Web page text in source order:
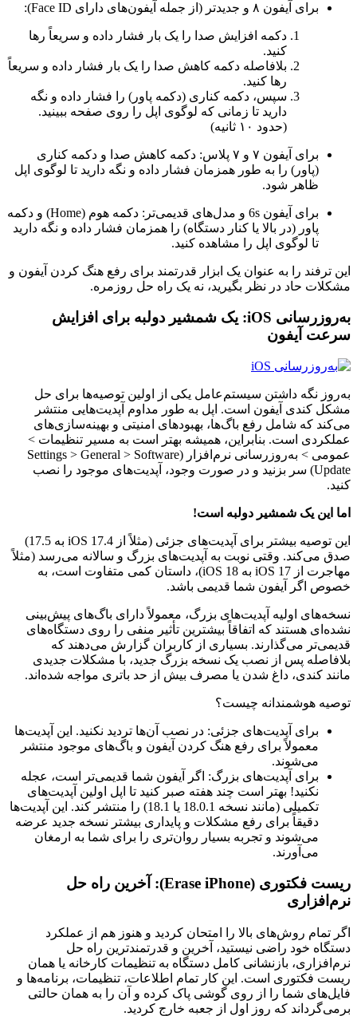
برای آیفون ۸ و جدیدتر (از جمله آیفون‌های دارای Face ID):
دکمه افزایش صدا را یک بار فشار داده و سریعاً رها
کنید.
بلافاصله دکمه کاهش صدا را یک بار فشار داده و سریعاً
رها کنید.
سپس، دکمه کناری (دکمه پاور) را فشار داده و نگه
دارید تا زمانی که لوگوی اپل را روی صفحه ببینید.
(حدود ۱۰ ثانیه)
برای آیفون ۷ و ۷ پلاس: دکمه کاهش صدا و دکمه کناری
(پاور) را به طور همزمان فشار داده و نگه دارید تا لوگوی اپل
ظاهر شود.
برای آیفون 6s و مدل‌های قدیمی‌تر: دکمه هوم (Home) و دکمه
پاور (در بالا یا کنار دستگاه) را همزمان فشار داده و نگه دارید
تا لوگوی اپل را مشاهده کنید.
این ترفند را به عنوان یک ابزار قدرتمند برای رفع هنگ کردن آیفون و
مشکلات حاد در نظر بگیرید، نه یک راه حل روزمره.
به‌روزرسانی iOS: یک شمشیر دولبه برای افزایش
سرعت آیفون
به‌روز نگه داشتن سیستم‌عامل یکی از اولین توصیه‌ها برای حل
مشکل کندی آیفون است. اپل به طور مداوم آپدیت‌هایی منتشر
می‌کند که شامل رفع باگ‌ها، بهبودهای امنیتی و بهینه‌سازی‌های
عملکردی است. بنابراین، همیشه بهتر است به مسیر تنظیمات >
عمومی > به‌روزرسانی نرم‌افزار (Settings > General > Software
Update) سر بزنید و در صورت وجود، آپدیت‌های موجود را نصب
کنید.
اما این یک شمشیر دولبه است!
این توصیه بیشتر برای آپدیت‌های جزئی (مثلاً از iOS 17.4 به 17.5)
صدق می‌کند. وقتی نوبت به آپدیت‌های بزرگ و سالانه می‌رسد (مثلاً
مهاجرت از iOS 17 به iOS 18)، داستان کمی متفاوت است، به
خصوص اگر آیفون شما قدیمی باشد.
نسخه‌های اولیه آپدیت‌های بزرگ، معمولاً دارای باگ‌های پیش‌بینی
نشده‌ای هستند که اتفاقاً بیشترین تأثیر منفی را روی دستگاه‌های
قدیمی‌تر می‌گذارند. بسیاری از کاربران گزارش می‌دهند که
بلافاصله پس از نصب یک نسخه بزرگ جدید، با مشکلات جدیدی
مانند کندی، داغ شدن یا مصرف بیش از حد باتری مواجه شده‌اند.
توصیه هوشمندانه چیست؟
برای آپدیت‌های جزئی: در نصب آن‌ها تردید نکنید. این آپدیت‌ها
معمولاً برای رفع هنگ کردن آیفون و باگ‌های موجود منتشر
می‌شوند.
برای آپدیت‌های بزرگ: اگر آیفون شما قدیمی‌تر است، عجله
نکنید! بهتر است چند هفته صبر کنید تا اپل اولین آپدیت‌های
تکمیلی (مانند نسخه 18.0.1 یا 18.1) را منتشر کند. این آپدیت‌ها
دقیقاً برای رفع مشکلات و پایداری بیشتر نسخه جدید عرضه
می‌شوند و تجربه بسیار روان‌تری را برای شما به ارمغان
می‌آورند.
ریست فکتوری (Erase iPhone): آخرین راه حل
نرم‌افزاری
اگر تمام روش‌های بالا را امتحان کردید و هنوز هم از عملکرد
دستگاه خود راضی نیستید، آخرین و قدرتمندترین راه حل
نرم‌افزاری، بازنشانی کامل دستگاه به تنظیمات کارخانه یا همان
ریست فکتوری است. این کار تمام اطلاعات، تنظیمات، برنامه‌ها و
فایل‌های شما را از روی گوشی پاک کرده و آن را به همان حالتی
برمی‌گرداند که روز اول از جعبه خارج کردید.